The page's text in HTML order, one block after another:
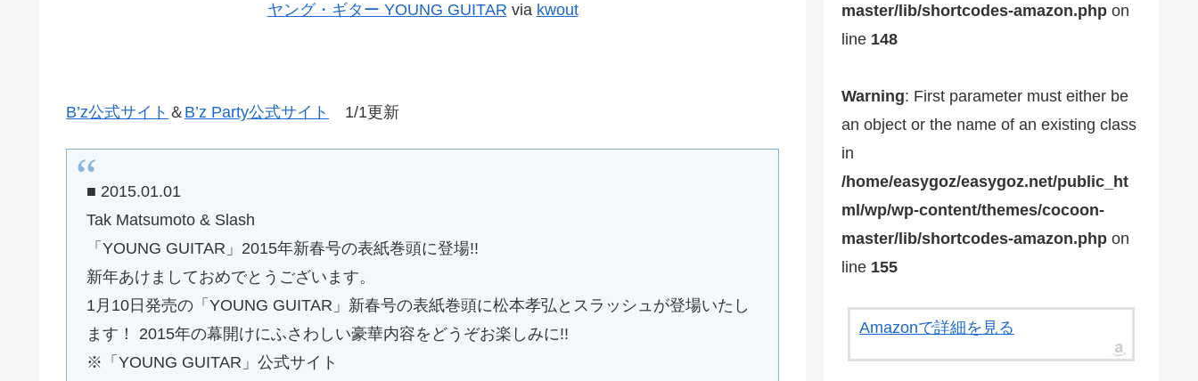
ヤング・ギター YOUNG GUITAR via kwout
B’z公式サイト ＆ B’z Party公式サイト 1/1更新
■ 2015.01.01
Tak Matsumoto & Slash
「YOUNG GUITAR」2015年新春号の表紙巻頭に登場!!
新年あけましておめでとうございます。
1月10日発売の「YOUNG GUITAR」新春号の表紙巻頭に松本孝弘とスラッシュが登場いたし
ます！ 2015年の幕開けにふさわしい豪華内容をどうぞお楽しみに!!
※「YOUNG GUITAR」公式サイト
master/lib/shortcodes-amazon.php on
line 148
Warning: First parameter must either be
an object or the name of an existing class
in
/home/easygoz/easygoz.net/public_ht
ml/wp/wp-content/themes/cocoon-
master/lib/shortcodes-amazon.php on
line 155
Amazonで詳細を見る